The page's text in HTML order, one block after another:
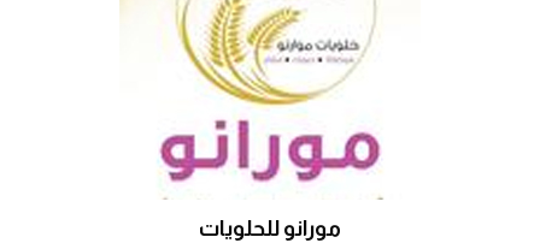
مورانو للحلويات